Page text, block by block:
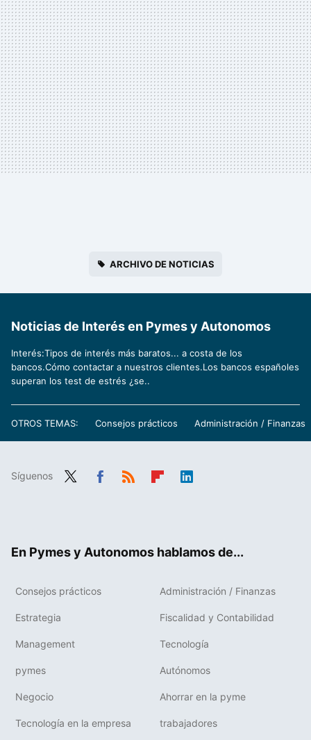
ARCHIVO DE NOTICIAS
Noticias de Interés en Pymes y Autonomos
Interés:Tipos de interés más baratos... a costa de los
bancos.Cómo contactar a nuestros clientes.Los bancos españoles
superan los test de estrés ¿se..
OTROS TEMAS: Consejos prácticos Administración / Finanzas
Síguenos
En Pymes y Autonomos hablamos de...
Consejos prácticos Administración / Finanzas
Estrategia Fiscalidad y Contabilidad
Management Tecnología
pymes Autónomos
Negocio Ahorrar en la pyme
Tecnología en la empresa trabajadores